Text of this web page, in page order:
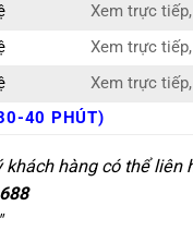
Xem trực
Xem trực
Xem trực
40 PHÚT)
hàng có thể